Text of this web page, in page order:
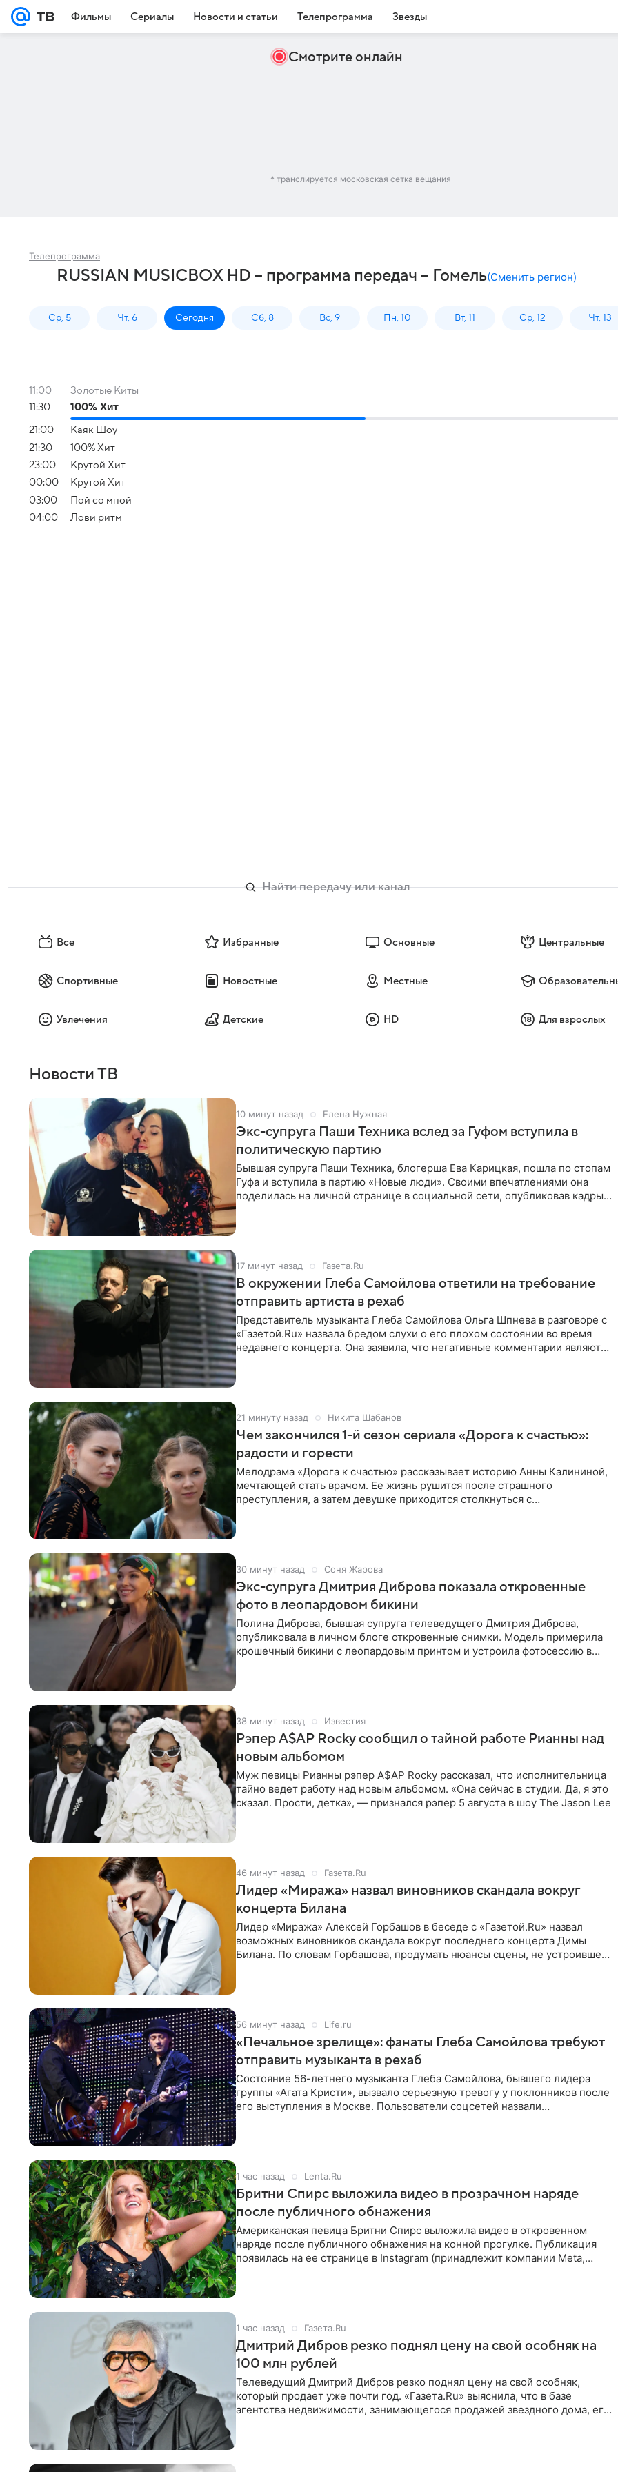
Фильмы Сериалы Новости и статьи Телепрограмма Звезды
Смотрите онлайн
* транслируется московская сетка вещания
Телепрограмма
RUSSIAN MUSICBOX HD – программа передач – Гомель(Сменить регион)
Ср, 5 Чт, 6 Сегодня Сб, 8 Вс, 9 Пн, 10 Вт, 11 Ср, 12 Чт, 13
11:00
Золотые Киты
11:30
100% Хит
21:00
Каяк Шоу
21:30
100% Хит
23:00
Крутой Хит
00:00
Крутой Хит
03:00
Пой со мной
04:00
Лови ритм
Все Избранные Основные Центральные
Спортивные Новостные Местные
Увлечения Детские HD Для взрослых
Новости ТВ
10 минут назад Елена Нужная
Экс-супруга Паши Техника вслед за Гуфом вступила в
политическую партию
Бывшая супруга Паши Техника, блогерша Ева Карицкая, пошла по стопам
Гуфа и вступила в партию «Новые люди». Своими впечатлениями она
поделилась на личной странице в социальной сети, опубликовав кадры
17 минут назад Газета.Ru
В окружении Глеба Самойлова ответили на требование
отправить артиста в рехаб
Представитель музыканта Глеба Самойлова Ольга Шпнева в разговоре с
«Газетой.Ru» назвала бредом слухи о его плохом состоянии во время
недавнего концерта. Она заявила, что негативные комментарии являются
21 минуту назад Никита Шабанов
Чем закончился 1-й сезон сериала «Дорога к счастью»:
радости и горести
Мелодрама «Дорога к счастью» рассказывает историю Анны Калининой,
мечтающей стать врачом. Ее жизнь рушится после страшного
преступления, а затем девушке приходится столкнуться с
30 минут назад Соня Жарова
Экс-супруга Дмитрия Диброва показала откровенные
фото в леопардовом бикини
Полина Диброва, бывшая супруга телеведущего Дмитрия Диброва,
опубликовала в личном блоге откровенные снимки. Модель примерила
крошечный бикини с леопардовым принтом и устроила фотосессию в
38 минут назад Известия
Рэпер A$AP Rocky сообщил о тайной работе Рианны над
новым альбомом
Муж певицы Рианны рэпер A$AP Rocky рассказал, что исполнительница
тайно ведет работу над новым альбомом. «Она сейчас в студии. Да, я это
сказал. Прости, детка», — признался рэпер 5 августа в шоу The Jason Lee
46 минут назад Газета.Ru
Лидер «Миража» назвал виновников скандала вокруг
концерта Билана
Лидер «Миража» Алексей Горбашов в беседе с «Газетой.Ru» назвал
возможных виновников скандала вокруг последнего концерта Димы
Билана. По словам Горбашова, продумать нюансы сцены, не устроившей
56 минут назад Life.ru
«Печальное зрелище»: фанаты Глеба Самойлова требуют
отправить музыканта в рехаб
Состояние 56-летнего музыканта Глеба Самойлова, бывшего лидера
группы «Агата Кристи», вызвало серьезную тревогу у поклонников после
его выступления в Москве. Пользователи соцсетей назвали
1 час назад Lenta.Ru
Бритни Спирс выложила видео в прозрачном наряде
после публичного обнажения
Американская певица Бритни Спирс выложила видео в откровенном
наряде после публичного обнажения на конной прогулке. Публикация
появилась на ее странице в Instagram (принадлежит компании Meta,
1 час назад Газета.Ru
Дмитрий Дибров резко поднял цену на свой особняк на
100 млн рублей
Телеведущий Дмитрий Дибров резко поднял цену на свой особняк,
который продает уже почти год. «Газета.Ru» выяснила, что в базе
агентства недвижимости, занимающегося продажей звездного дома, его